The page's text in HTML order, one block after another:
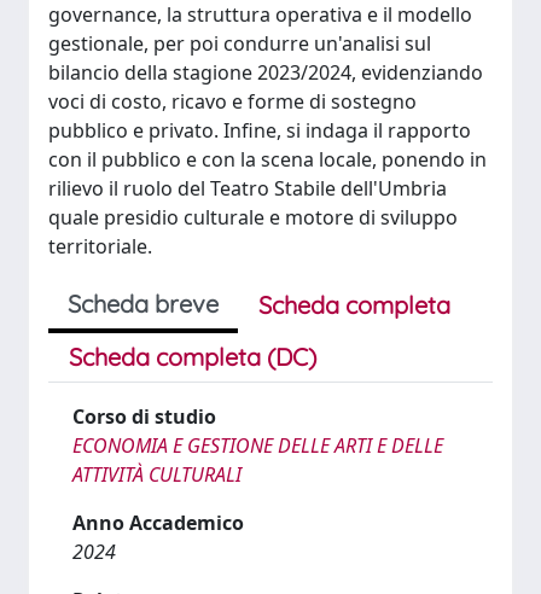
governance, la struttura operativa e il modello
gestionale, per poi condurre un'analisi sul
bilancio della stagione 2023/2024, evidenziando
voci di costo, ricavo e forme di sostegno
pubblico e privato. Infine, si indaga il rapporto
con il pubblico e con la scena locale, ponendo in
rilievo il ruolo del Teatro Stabile dell'Umbria
quale presidio culturale e motore di sviluppo
territoriale.
Scheda breve
Scheda completa
Scheda completa (DC)
Corso di studio
ECONOMIA E GESTIONE DELLE ARTI E DELLE
ATTIVITÀ CULTURALI
Anno Accademico
2024